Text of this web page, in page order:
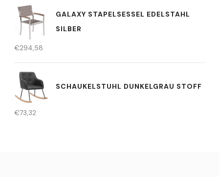
GALAXY STAPELSESSEL EDELSTAHL
SILBER
€294,58
SCHAUKELSTUHL DUNKELGRAU STOFF
€73,32